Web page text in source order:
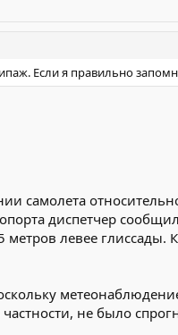
Если я правильно
самолета
диспетчер
левее глиссады.
не было